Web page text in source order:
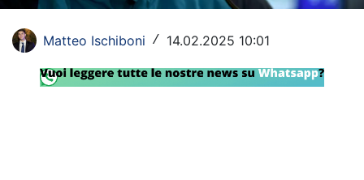
Tennis
Matteo Ischiboni / 14.02.2025 10:01